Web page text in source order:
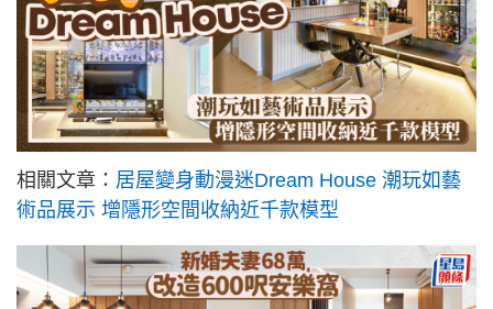
相關文章： 居屋變身動漫迷Dream House 潮玩如藝
術品展示 增隱形空間收納近千款模型